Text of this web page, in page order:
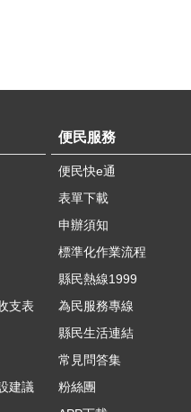
表示，「來
請、相約，象
迎四方來賓；
的年輕用語，
活節奏，對應
；而「HA
音的擬聲語，也
情緒。三者融
品牌形象，更
列活動包括12月
「Chill虧
為系列活動揭開
歌手輪番演
深藝人澎澎搭
Terry，將秀場
境的故事
零件，能移
栩栩如生；
框架，在觀
中穿梭。
原創客語歌
間成為「客
場，另在演
送小燈怪活
學習並喜歡
。這些農友以實
僅降低農業對
地生物多樣性
空間。 為推動
並行，農業部
竹分署、農業
與苗栗縣政府
動成果，會中
入的農友與包括
6個協力夥
生態共榮的實
俐俐、縣府農
長夏榮生、生
嗓歌后葉
會，歌手范
人的美好歌
兩首膾炙
縣長鍾東錦
行長湯珠正
宇、徐筱菁
台自105年成
題，促使4縣
議，新增15項
縣提5案，包
物及侵擾民眾
客家文化」、
創意大賽」、
方行政機關組
、第2項規定，
置副縣（市）
光」。 9日桃
縣長楊文科、
支表
建議
便民服務
便民快e通
表單下載
申辦須知
標準化作業流程
縣民熱線1999
為民服務專線
縣民生活連結
常見問答集
粉絲團